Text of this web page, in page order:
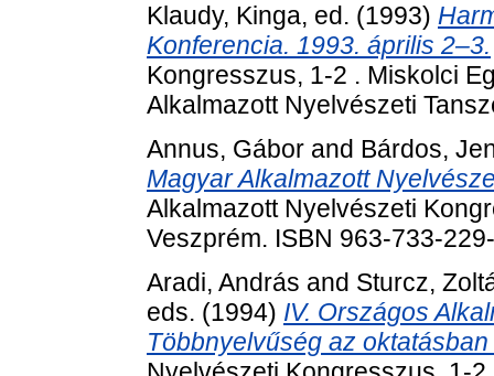
Klaudy, Kinga, ed. (1993)
Konferencia. 1993. április 2–3.
Kongresszus, 1-2 . Miskolci
Alkalmazott Nyelvészeti
Annus, Gábor and Bárdos,
Magyar Alkalmazott
Alkalmazott Nyelvészeti
Veszprém. ISBN 963-733-
Aradi, András and Sturcz,
eds. (1994) IV. Országos
Többnyelvűség az